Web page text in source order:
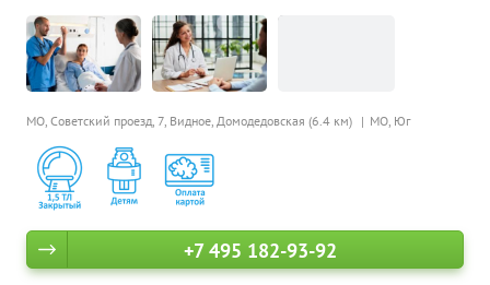
МО, Советский проезд, 7, Видное, Домодедовская (6.4 км) МО, Юг
+7 495 182-93-92